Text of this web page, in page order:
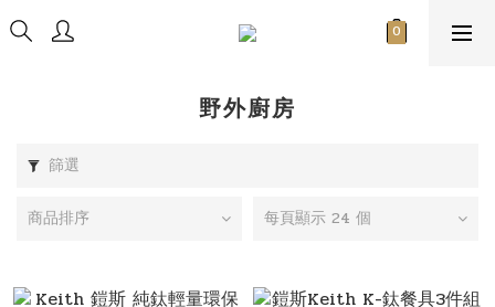
野外廚房
篩選
商品排序 每頁顯示 24 個